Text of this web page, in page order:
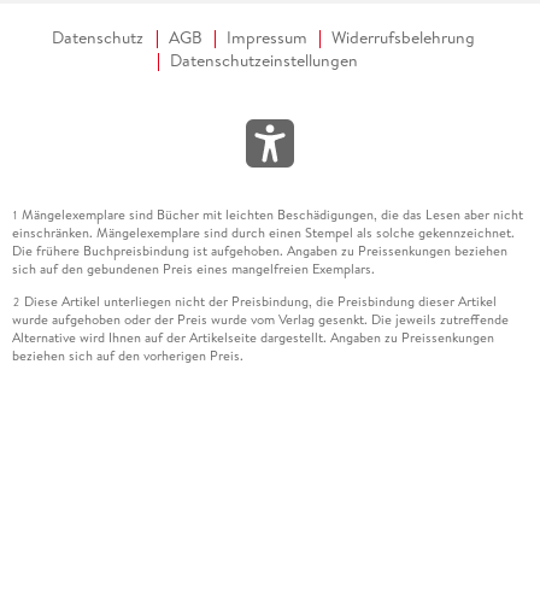
Datenschutz AGB Impressum
Widerrufsbelehrung
Datenschutzeinstellungen
1 Mängelexemplare sind Bücher mit leichten Beschädigungen, die das Lesen aber nicht
einschränken. Mängelexemplare sind durch einen Stempel als solche gekennzeichnet.
Die frühere Buchpreisbindung ist aufgehoben. Angaben zu Preissenkungen beziehen
sich auf den gebundenen Preis eines mangelfreien Exemplars.
2 Diese Artikel unterliegen nicht der Preisbindung, die Preisbindung dieser Artikel
wurde aufgehoben oder der Preis wurde vom Verlag gesenkt. Die jeweils zutreffende
Alternative wird Ihnen auf der Artikelseite dargestellt. Angaben zu Preissenkungen
beziehen sich auf den vorherigen Preis.